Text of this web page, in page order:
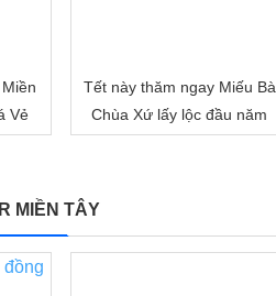
Vẻ
Tết này thăm ngay Miếu Bà
Chùa Xứ lấy lộc đầu năm
MIỀN TÂY